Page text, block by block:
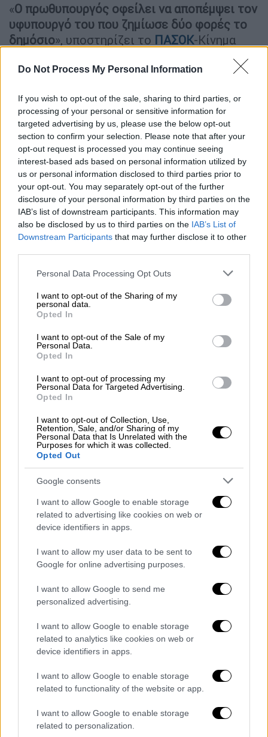
Do Not Process My Personal Information
If you wish to opt-out of the sale, sharing to third parties, or
processing of your personal or sensitive information for
targeted advertising by us, please use the below opt-out
section to confirm your selection. Please note that after your
opt-out request is processed you may continue seeing
interest-based ads based on personal information utilized by
us or personal information disclosed to third parties prior to
your opt-out. You may separately opt-out of the further
disclosure of your personal information by third parties on the
IAB’s list of downstream participants. This information may
also be disclosed by us to third parties on the IAB’s List of
Downstream Participants that may further disclose it to other
Please note that this website/app uses one or more Google
not limited to your visit or usage behaviour. You may click to
grant or deny consent to Google and its third-party tags to
use your data for below specified purposes in below Google
consent section.
Personal Data Processing Opt Outs
I want to opt-out of the Sharing of my
personal data.
Opted In
I want to opt-out of the Sale of my
Personal Data.
Opted In
I want to opt-out of processing my
Personal Data for Targeted Advertising.
Opted In
I want to opt-out of Collection, Use,
Retention, Sale, and/or Sharing of my
Personal Data that Is Unrelated with the
Purposes for which it was collected.
Opted Out
Google consents
I want to allow Google to enable storage
related to advertising like cookies on web or
device identifiers in apps.
I want to allow my user data to be sent to
Google for online advertising purposes.
I want to allow Google to send me
personalized advertising.
I want to allow Google to enable storage
related to analytics like cookies on web or
device identifiers in apps.
I want to allow Google to enable storage
related to functionality of the website or app.
I want to allow Google to enable storage
related to personalization.
«Ο πρωθυπουργός οφείλει να αποπέμψει τον
υφυπουργό του που ζημίωσε δύο φορές το
δημόσιο», υποστηρίζει το ΠΑΣΟΚ-Κίνημα
Αλλαγής σε ανακοίνωσή του σχετικά με τον
Μακάριο Λαζαρίδη, σημειώνοντας ότι
παραίτηση «είναι λόγια του αέρα».
Ειδικότερα το ΠΑΣΟΚ αναφέρει ότι «ο κ.
Λαζαρίδης που έως προχθές παρίστανε τον
προσβεβλημένοκαι επιτίθετο σε όποιον
έθετε ερωτήματα, χθεςαποδέχθηκε πλήρως
τους ισχυρισμούς του ΠΑΣΟΚότι δεν είχε
τα τυπικά προσόντα πρόσληψης και μάλιστα
ζήτησε να του καταλογισθούν εντόκως τα
ποσά που έλαβε αχρεωστήτως. Ζήτησε
δηλαδή ό,τι ακριβώς καλούσαμε να κάνει το
υπουργείο Παιδείας με την ανακοίνωση μας
την Τέταρτη». «Προφανώς, του διαμηνύθηκε
πως έρχεται βαρύς ο πέλεκυς», σχολιάζει το
ΠΑΣΟΚ.
ΔΙΑΒΑΣΤΕ ΕΠΙΣΗΣ
X-RAY|17.04.2026 06:00
Η εξευτελιστική οπισθοχώρηση του
τους δεξιούς και η προειδοποίηση
του Μαξίμου στην Παπανδρέου
Σημειώνει ότι «ανάληψη πολιτικής ευθύνης
παράλληλη αναγνώριση ζημίαςτου
δημοσίου που σημειωτέον αν δεν είχε
περάσει η πενταετής παραγραφή θα είχε και
ποινική διάσταση, χωρίς να συνοδεύεται από
πρωθυπουργός οφείλει να αποπέμψει τον
υφυπουργό του που ζημίωσε δύο φορές το
δημόσιο».
Μην προκαλείτε άλλο τους πολίτες με την
πελατειασμό της κυβέρνησης σας», αναφέρει
καταληκτικά.